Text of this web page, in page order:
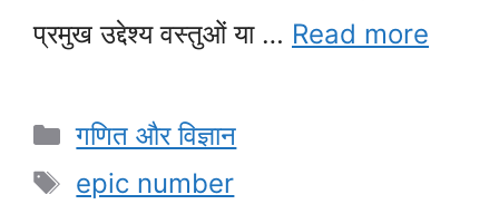
प्रमुख उद्देश्य वस्तुओं या … Read more
Categories
गणित और विज्ञान
Tags
epic number